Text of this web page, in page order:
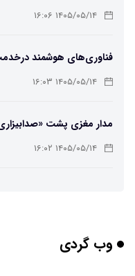
کریگامی»
۱۴۰۵/۰۵/۱۴ ۱۶:۰۶
فناوری‌های هوشمند
۱۴۰۵/۰۵/۱۴ ۱۶:۰۳
مدار مغزی پشت
۱۴۰۵/۰۵/۱۴ ۱۶:۰۲
هوش مصنوعی جدید، انسان
وب گردی